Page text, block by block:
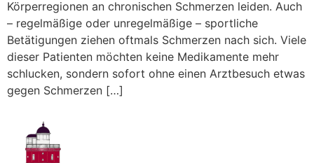
Körperregionen an chronischen Schmerzen leiden. Auch
– regelmäßige oder unregelmäßige – sportliche
Betätigungen ziehen oftmals Schmerzen nach sich. Viele
dieser Patienten möchten keine Medikamente mehr
schlucken, sondern sofort ohne einen Arztbesuch etwas
gegen Schmerzen […]